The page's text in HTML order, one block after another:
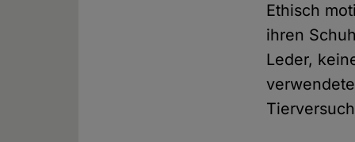
Ethisch
ihren
Leder,